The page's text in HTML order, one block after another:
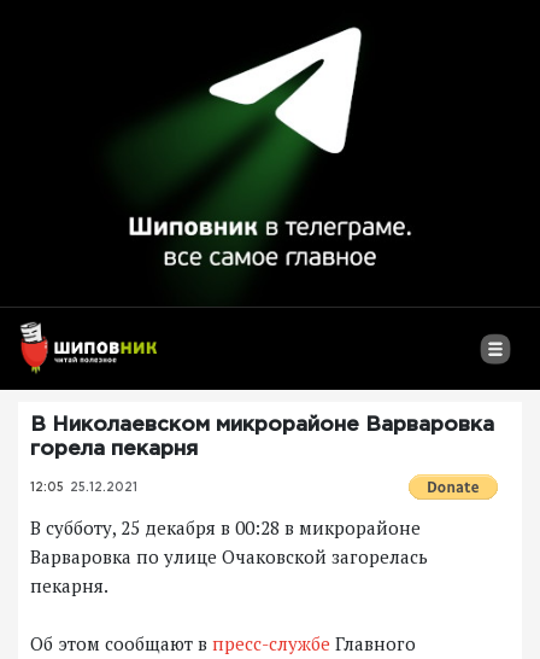
В Николаевском микрорайоне Варваровка
горела пекарня
12:05 25.12.2021
В субботу, 25 декабря в 00:28 в микрорайоне
Варваровка по улице Очаковской загорелась
пекарня.
Об этом сообщают в пресс-службе Главного